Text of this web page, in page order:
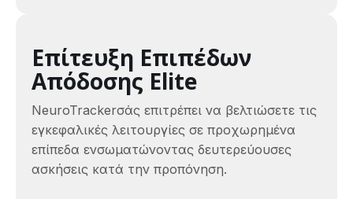
Επίτευξη Επιπέδων
Απόδοσης Elite
NeuroTrackerσάς επιτρέπει να βελτιώσετε τις
εγκεφαλικές λειτουργίες σε προχωρημένα
επίπεδα ενσωματώνοντας δευτερεύουσες
ασκήσεις κατά την προπόνηση.